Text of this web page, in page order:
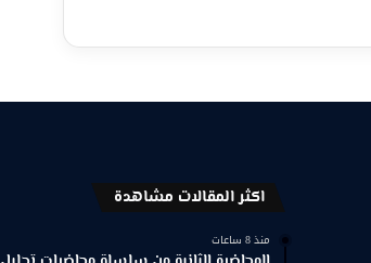
اكثر المقالات مشاهدة
منذ 8 ساعات